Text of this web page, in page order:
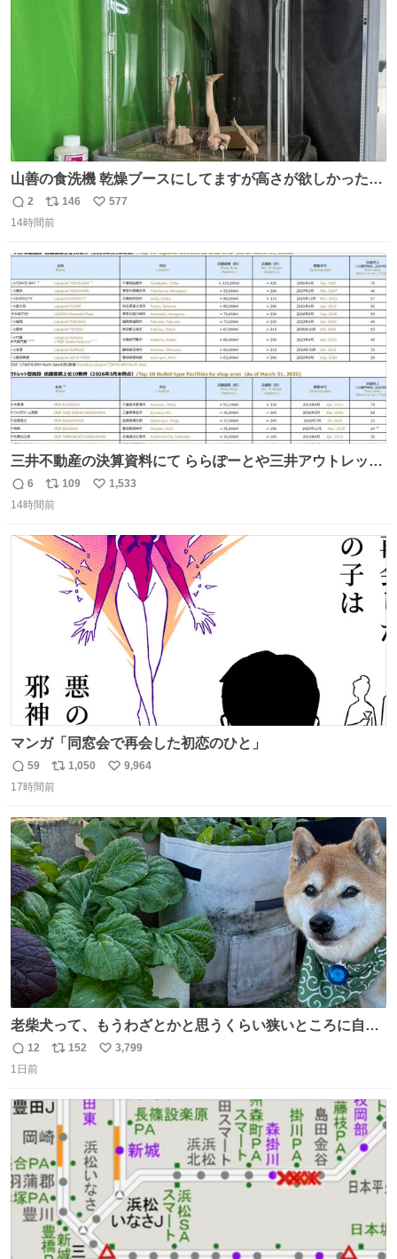
山善の食洗機 乾燥ブースにしてますが高さが欲しかったの
でコレクションケースを置くだけのツルセコ改造 扉が手前
に開き天井の温度もしっかり上がるのでかなり使いやすく
返
信
2
リ
ポ
ト
数
146
い
577
14時間前
三井不動産の決算資料にて ららぽーとや三井アウトレット
パークの店舗別売上高（2025年度）が一部判明
返
信
6
リ
ポ
ト
109
い
数
1,533
14時間前
マンガ「同窓会で再会した初恋のひと」
返
信
59
リ
ポ
ト
数
1,050
い
数
9,964
17時間前
老柴犬って、もうわざとかと思うくらい狭いところに自ら
はまりにいくじゃないですか？ 今朝ガーデニングしてる飼
い主の間にはまってきて、最高に可愛かった♥️
返
信
12
リ
ト
数
152
い
3,799
1日前